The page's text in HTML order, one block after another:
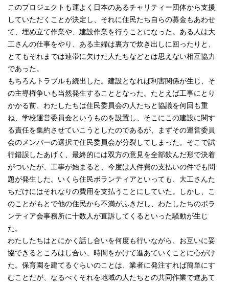
このプロジェクトも運よく日本のあるチャリティー団体から支援
していただくことが決定し、それに住民たち自らの募金もあわせ
て、埋め立て作業や、建設作業を行うことになった。ある人は大
工さんの仕事をやり、ある主婦は裏方で炊き出しに回ったりと、
とてもそれまでは連帯に欠けた人たちなどとは思えない相互協力
であった。
もちろんトラブルも続出した。建設となれば利害関係が生じ、そ
の主導権争いも当然発生することとなった。たとえば工事にとり
かかる前、わたしたちは住民委員会の人たちと協議を何回も重
ね、学校運営委員会というものを設置し、そこにこの建設に関す
る責任を集約させていこうとしたのであるが、まずその運営委員
会のメンバーの選択で住民委員会が分裂してしまった。そこで試
行錯誤したあげく、最終的には双方の意見を全部飲んだ形で決着
がついたが、工事が始まると、今度は人件費の支払いの件でも問
題が発生した。いくら住民ボランティアといっても、大工さんた
ちだけにはそれなりの費用を支払うことにしていた。しかし、こ
のことがもとで他の住民から不満がふきだし、わたしたちのボラ
ンティア会事務所に十数人が直訴してくるといった騒動が生じ
た。
わたしたちはとにかく話し合いを何度も行いながら、お互いに妥
協できるところはし合い、時間をかけて進あていくことに心がけ
た。保育園を建てるぐらいのことは、業者に発注すれば簡単にす
むことだが、なるべくそれを地域の人たちとの共同作業で進あて